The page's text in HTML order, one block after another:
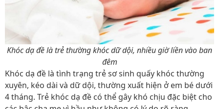
Khóc dạ đề là trẻ thường khóc dữ dội, nhiều giờ liền vào ban
đêm
Khóc dạ đề là tình trạng trẻ sơ sinh quấy khóc thường
xuyên, kéo dài và dữ dội, thường xuất hiện ở em bé dưới
4 tháng. Trẻ khóc dạ đề có thể gây khó chịu đặc biệt cho